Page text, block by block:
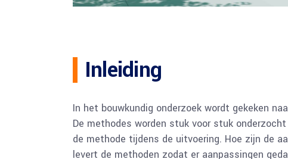
Inleiding
In het bouwkundig onderzoek wordt gekeken
De methodes worden stuk voor stuk
de methode tijdens de uitvoering. Hoe zijn de
levert de methoden zodat er aanpassingen